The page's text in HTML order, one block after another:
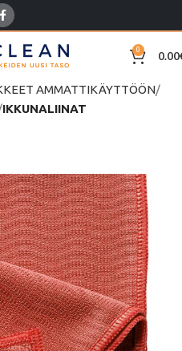
0 0.00
AMMATTIKÄYTTÖÖN
IKKUNALIINAT